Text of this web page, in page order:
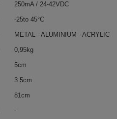
250mA / 24-42VDC
-25to 45°C
METAL - ALUMINIUM - ACRYLIC
0,95kg
5cm
3.5cm
81cm
-